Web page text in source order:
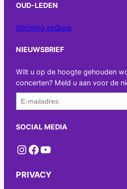
OUD-LEDEN
Stichting exQuus
NIEUWSBRIEF
Wilt u op de hoogte gehouden
concerten? Meld u aan voor de
SOCIAL MEDIA
Instagram Facebook YouTube
PRIVACY